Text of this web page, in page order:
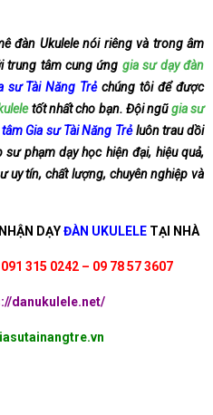
đàn Ukulele nói riêng và trong âm
trung tâm cung ứng gia sư dạy đàn
sư Tài Năng Trẻchúng tôi để được
tốt nhất cho bạn. Đội ngũgia sư
Gia sư Tài Năng Trẻluôn trau dồi
phạm dạy học hiện đại, hiệu quả,
uy tín, chất lượng, chuyên nghiệp và
NHẬN DẠYĐÀN UKULELETẠI NHÀ
091 315 0242 – 09 78 57 3607
danukulele.net/